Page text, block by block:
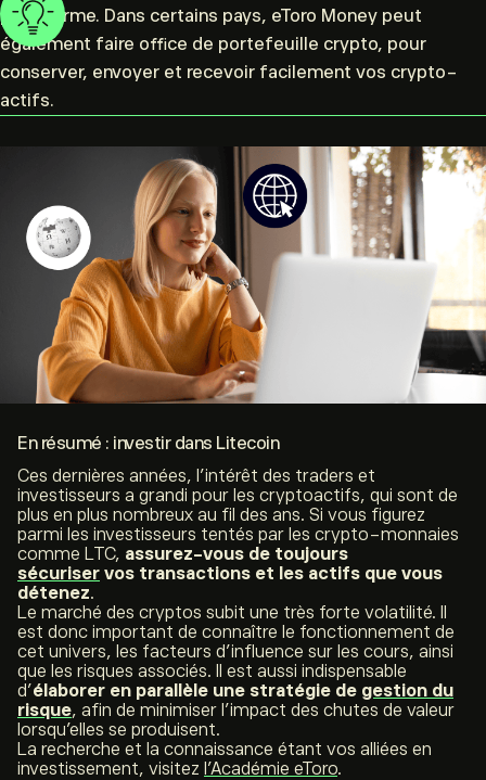
plateforme. Dans certains pays, eToro Money peut
également faire office de portefeuille crypto, pour
conserver, envoyer et recevoir facilement vos crypto-
actifs.
En résumé : investir dans Litecoin
Ces dernières années, l’intérêt des traders et
investisseurs a grandi pour les cryptoactifs, qui sont de
plus en plus nombreux au fil des ans. Si vous figurez
parmi les investisseurs tentés par les crypto-monnaies
comme LTC, assurez-vous de toujours
sécuriser vos transactions et les actifs que vous
détenez.
Le marché des cryptos subit une très forte volatilité. Il
est donc important de connaître le fonctionnement de
cet univers, les facteurs d’influence sur les cours, ainsi
que les risques associés. Il est aussi indispensable
d’élaborer en parallèle une stratégie de gestion du
risque, afin de minimiser l’impact des chutes de valeur
lorsqu’elles se produisent.
La recherche et la connaissance étant vos alliées en
investissement, visitez l’Académie eToro.